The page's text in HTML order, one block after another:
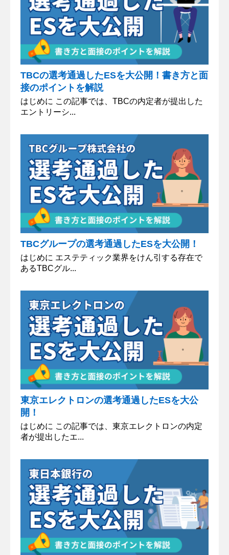
TBCの選考通過したESを大公開！書き方と面
接のポイントを解説
はじめに この記事では、TBCの内定者が提出した
エントリーシ...
TBCグループの選考通過したESを大公開！
はじめに エステティック業界をけん引する存在で
あるTBCグル...
東京エレクトロンの選考通過したESを大公
開！
はじめに この記事では、東京エレクトロンの内定
者が提出したエ...